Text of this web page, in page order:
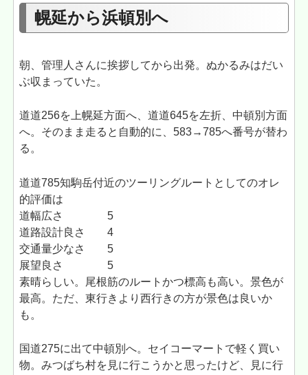
幌延から浜頓別へ
朝、管理人さんに挨拶してから出発。ぬかるみはだい
ぶ収まっていた。
道道256を上幌延方面へ、道道645を左折、中頓別方面
へ。そのまま走ると自動的に、583→785へ番号が替わ
る。
道道785知駒岳付近のツーリングルートとしてのオレ
的評価は
道幅広さ 5
道路設計良さ 4
交通量少なさ 5
展望良さ 5
素晴らしい。尾根筋のルートかつ標高も高い。景色が
最高。ただ、東行きより西行きの方が景色は良いか
も。
国道275に出て中頓別へ。セイコーマートで軽く買い
物。みつばち村を見に行こうかと思ったけど、見に行